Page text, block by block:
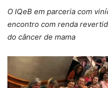
O IQeB em parceria com
encontro com renda
do câncer de mama